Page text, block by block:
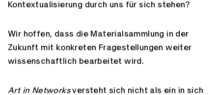
Kontextualisierung durch uns für sich stehen?
Wir hoffen, dass die Materialsammlung in der
Zukunft mit konkreten Fragestellungen weiter
wissenschaftlich bearbeitet wird.
Art in Networksversteht sich nicht als ein in sich